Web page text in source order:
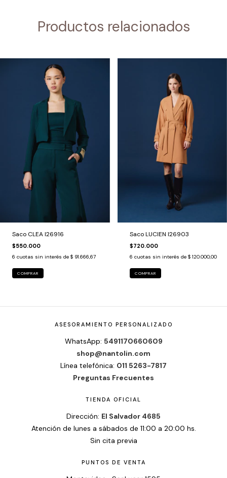
Productos relacionados
Saco CLEA I26916
$550.000
6 cuotas sin interés de $ 91.666,67
COMPRAR
Saco LUCIEN I26903
$720.000
6 cuotas sin interés de $ 120.000,00
COMPRAR
ASESORAMIENTO PERSONALIZADO
WhatsApp: 5491170660609
shop@nantolin.com
Línea telefónica: 011 5263-7817
Preguntas Frecuentes
TIENDA OFICIAL
Dirección: El Salvador 4685
Atención de lunes a sábados de 11:00 a 20:00 hs.
Sin cita previa
PUNTOS DE VENTA